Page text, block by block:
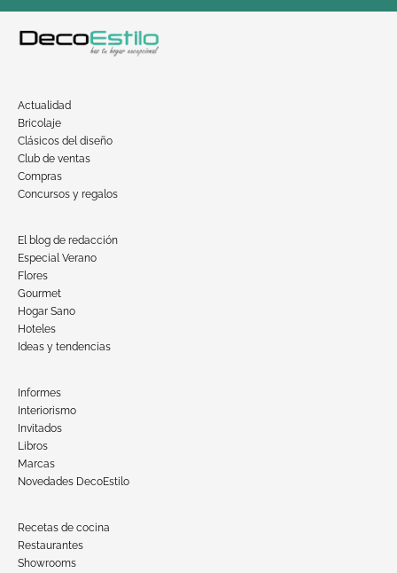
Actualidad
Bricolaje
Clásicos del diseño
Club de ventas
Compras
Concursos y regalos
El blog de redacción
Especial Verano
Flores
Gourmet
Hogar Sano
Hoteles
Ideas y tendencias
Informes
Interiorismo
Invitados
Libros
Marcas
Novedades DecoEstilo
Recetas de cocina
Restaurantes
Showrooms